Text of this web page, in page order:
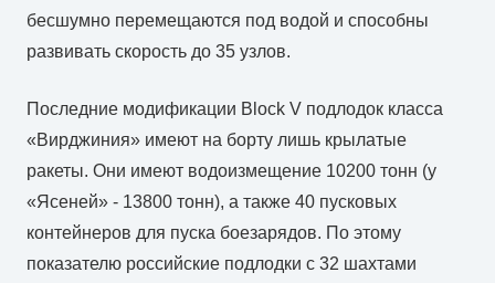
бесшумно перемещаются под водой и способны
развивать скорость до 35 узлов.
Последние модификации Block V подлодок класса
«Вирджиния» имеют на борту лишь крылатые
ракеты. Они имеют водоизмещение 10200 тонн (у
«Ясеней» - 13800 тонн), а также 40 пусковых
контейнеров для пуска боезарядов. По этому
показателю российские подлодки с 32 шахтами